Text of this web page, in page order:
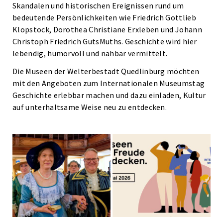
Skandalen und historischen Ereignissen rund um
bedeutende Persönlichkeiten wie Friedrich Gottlieb
Klopstock, Dorothea Christiane Erxleben und Johann
Christoph Friedrich GutsMuths. Geschichte wird hier
lebendig, humorvoll und nahbar vermittelt.
Die Museen der Welterbestadt Quedlinburg möchten
mit den Angeboten zum Internationalen Museumstag
Geschichte erlebbar machen und dazu einladen, Kultur
auf unterhaltsame Weise neu zu entdecken.